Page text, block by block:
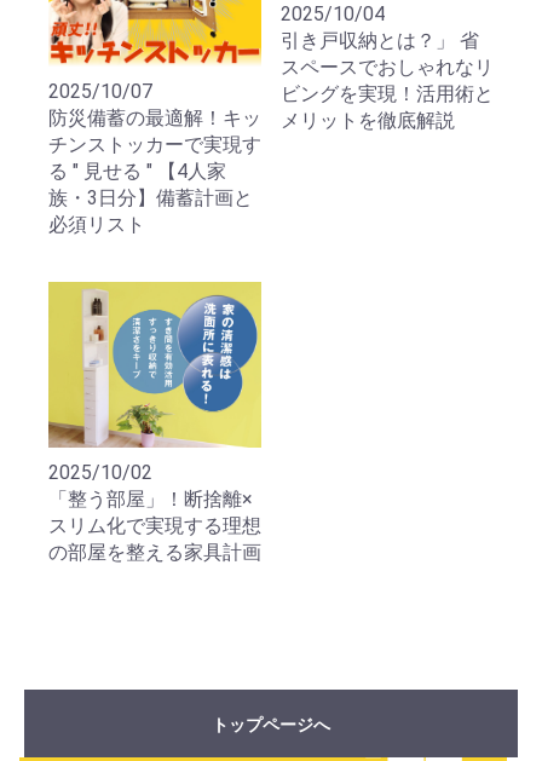
2025/10/07
防災備蓄の最適解！キッ
チンストッカーで実現す
る " 見せる " 【4人家
族・3日分】備蓄計画と
必須リスト
2025/10/04
引き戸収納とは？」 省
スペースでおしゃれなリ
ビングを実現！活用術と
メリットを徹底解説
2025/10/02
「整う部屋」！断捨離×
スリム化で実現する理想
の部屋を整える家具計画
トップページへ